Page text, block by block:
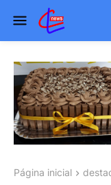
Página inicial